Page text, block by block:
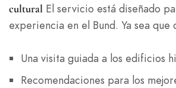
cultural El servicio está diseñado
experiencia en el Bund. Ya sea que
Una visita guiada a los edificios
Recomendaciones para los